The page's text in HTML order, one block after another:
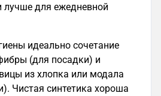
лучше для ежедневной
идеально сочетание
(для посадки) и
из хлопка или модала
Чистая синтетика хороша